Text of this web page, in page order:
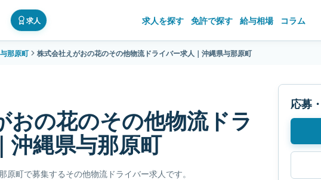
求人 求人を探す 免許で探す 給与相場 コラム
与那原町 株式会社えがおの花のその他物流ドライバー求人｜沖縄県与那原町
おの花のその他物流ドラ
沖縄県与那原町
原町で募集するその他物流ドライバー求人です。
応募